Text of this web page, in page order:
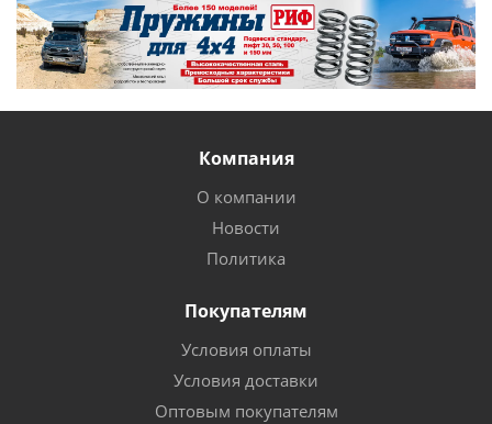
Компания
О компании
Новости
Политика
Покупателям
Условия оплаты
Условия доставки
Оптовым покупателям